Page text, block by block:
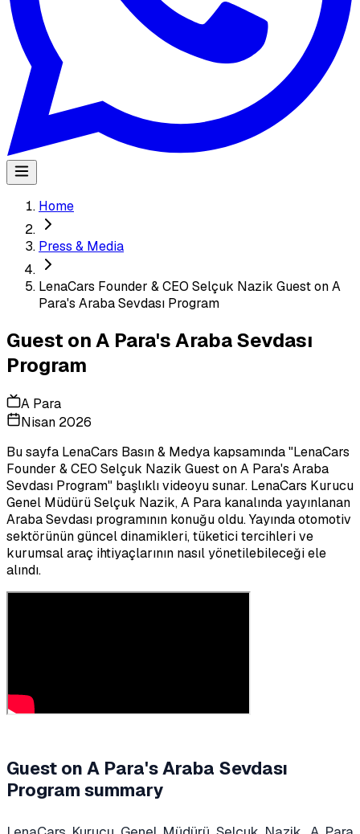
Home
Press & Media
LenaCars Founder & CEO Selçuk Nazik Guest on A
Para's Araba Sevdası Program
Guest on A Para's Araba Sevdası
Program
A Para
Nisan 2026
Bu sayfa LenaCars Basın & Medya kapsamında "LenaCars
Founder & CEO Selçuk Nazik Guest on A Para's Araba
Sevdası Program" başlıklı videoyu sunar. LenaCars Kurucu
Genel Müdürü Selçuk Nazik, A Para kanalında yayınlanan
Araba Sevdası programının konuğu oldu. Yayında otomotiv
sektörünün güncel dinamikleri, tüketici tercihleri ve
kurumsal araç ihtiyaçlarının nasıl yönetilebileceği ele
alındı.
Guest on A Para's Araba Sevdası
Program summary